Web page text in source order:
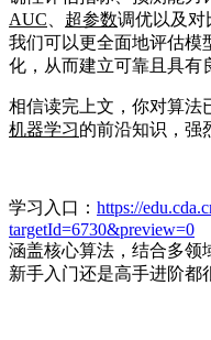
AUC
超参数调优以及对
我们可以更全面地评估模
化，从而建立可靠且具有
相信读完上文，你对算法
机器学习的前沿知识，强
学习入口： https://
targetId=6730&preview=0
涵盖核心算法，结合多领
新手入门还是高手进阶都